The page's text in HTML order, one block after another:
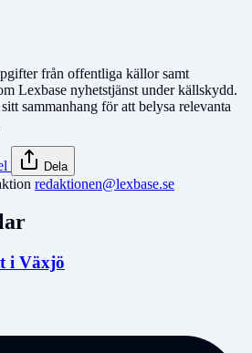
från offentliga källor samt
Lexbase nyhetstjänst under källskydd.
sammanhang för att belysa relevanta
Dela
redaktionen@lexbase.se
i Växjö